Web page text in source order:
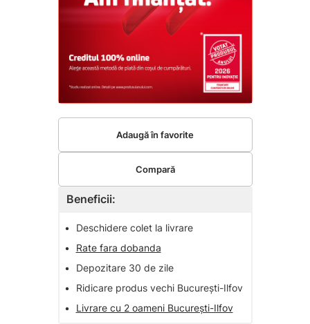
Beneficii:
•
Deschidere colet la livrare
•
Rate fara dobanda
•
Depozitare 30 de zile
•
Ridicare produs vechi București-Ilfov
•
Livrare cu 2 oameni București-Ilfov
Adaugă în favorite
Compară